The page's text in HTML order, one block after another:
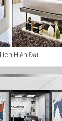
Hiện Đại